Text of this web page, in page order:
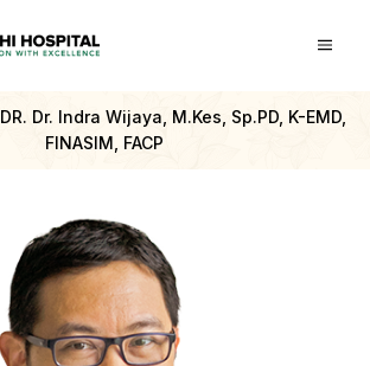
DR. Dr. Indra Wijaya, M.Kes, Sp.PD, K-EMD,
FINASIM, FACP